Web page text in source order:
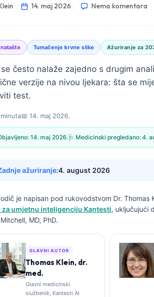
14. maj 2026. Nema komentara
Tumačenje krvne slike Ažuriranje za
se često nalaže zajedno s drugim
verzije na nivou ljekara: šta se
test.
📅 14. maj 2026.
14. maj 2026.🩺 Medicinski pregledano: 4.
ažuriranje:4. august 2026
je napisan pod rukovodstvom Dr. Thomas
umjetnu inteligenciju Kantesti, uključujući
MD, PhD.
GLAVNI AUTOR
Thomas Klein, dr.
med.
Glavni medicinski
službenik, Kantesti AI